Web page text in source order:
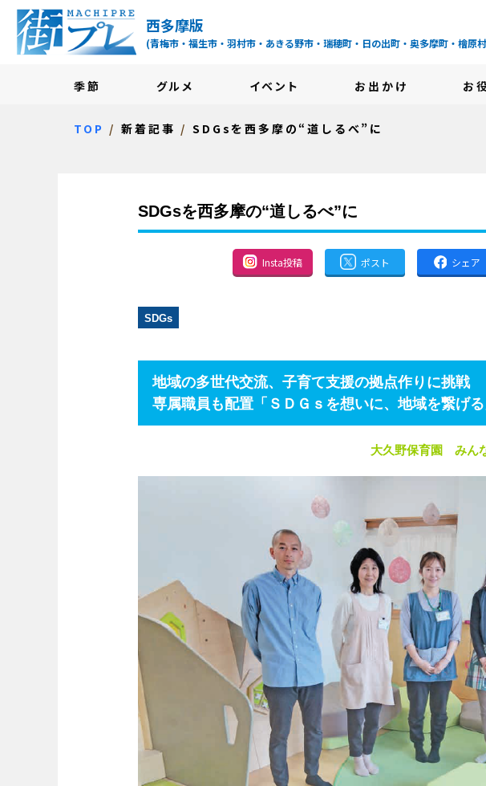
街プレ -東京・西多摩の地域情報サ
西多摩版
(青梅市・福生市・羽村市・あきる野市・瑞穂町・日の出町・奥多摩町・檜原
季節 グルメ イベント お出かけ お
TOP 新着記事 SDGsを西多摩の“道しるべ”に
SDGsを西多摩の“道しるべ”に
Insta投稿 ポスト シェア
SDGs
地域の多世代交流、子育て支援の拠点作りに挑戦
専属職員も配置「ＳＤＧｓを想いに、地域を繋げる
大久野保育園 みん